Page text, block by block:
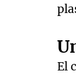
El